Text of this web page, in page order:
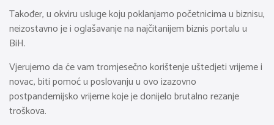
Također, u okviru usluge koju poklanjamo početnicima u biznisu,
neizostavno je i oglašavanje na najčitanijem biznis portalu u
BiH.
Vjerujemo da će vam tromjesečno korištenje uštedjeti vrijeme i
novac, biti pomoć u poslovanju u ovo izazovno
postpandemijsko vrijeme koje je donijelo brutalno rezanje
troškova.